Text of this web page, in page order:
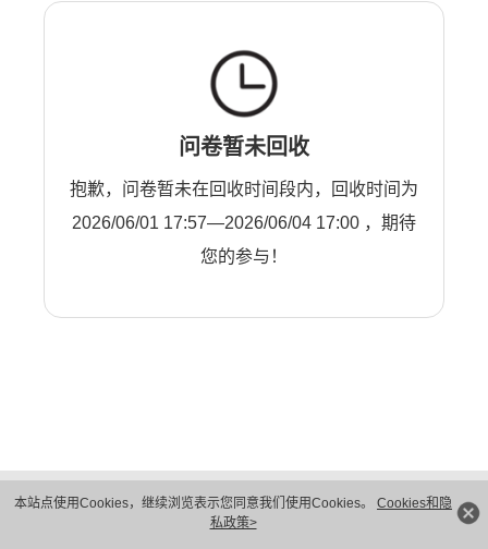
本站点使用Cookies，继续浏览表示您同意我们使用Cookies。 Cookies和隐
私政策>
问卷暂未回收
抱歉，问卷暂未在回收时间段内，回收时间为
2026/06/01 17:57—2026/06/04 17:00 ，期待
您的参与！
隐私保护
法律声明